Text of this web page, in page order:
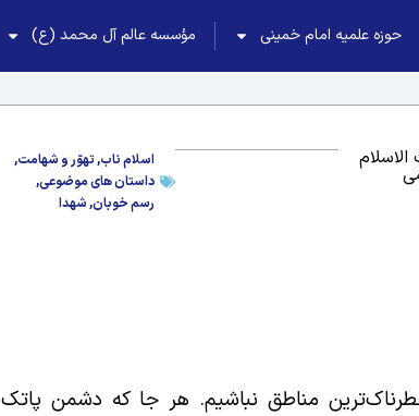
حوزه علمیه امام خمینی مؤسسه عالم آل محمد (ع)
اسلام ناب,تهوّر و شهامت,
داستان های موضوعی,
رسم خوبان,شهدا
مناطق نباشیم. هر جا که دشمن پاتک